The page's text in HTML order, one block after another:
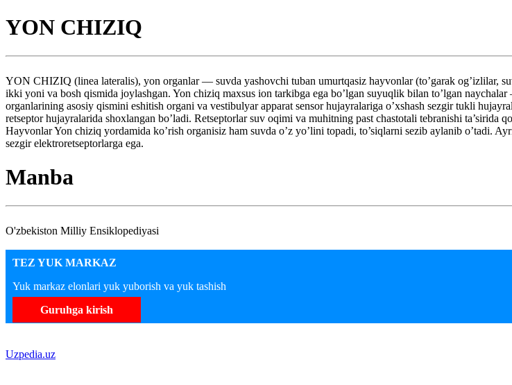
YON CHIZIQ
YON CHIZIQ (linea lateralis), yon organlar — suvda yashovchi tuban umurtqasiz hayvonlar (to’garak og’izlilar,
ikki yoni va bosh qismida joylashgan. Yon chiziq maxsus ion tarkibga ega bo’lgan suyuqlik bilan to’lgan
organlarining asosiy qismini eshitish organi va vestibulyar apparat sensor hujayralariga o’xshash sezgir tukli
retseptor hujayralarida shoxlangan bo’ladi. Retseptorlar suv oqimi va muhitning past chastotali tebranishi ta’sirida
Hayvonlar Yon chiziq yordamida ko’rish organisiz ham suvda o’z yo’lini topadi, to’siqlarni sezib aylanib o’tadi.
sezgir elektroretseptorlarga ega.
Manba
O'zbekiston Milliy Ensiklopediyasi
TEZ YUK MARKAZ
Yuk markaz elonlari yuk yuborish va yuk tashish
Guruhga kirish
Uzpedia.uz